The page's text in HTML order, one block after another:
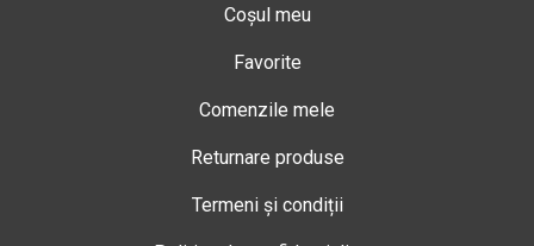
Coșul meu
Favorite
Comenzile mele
Returnare produse
Termeni și condiții